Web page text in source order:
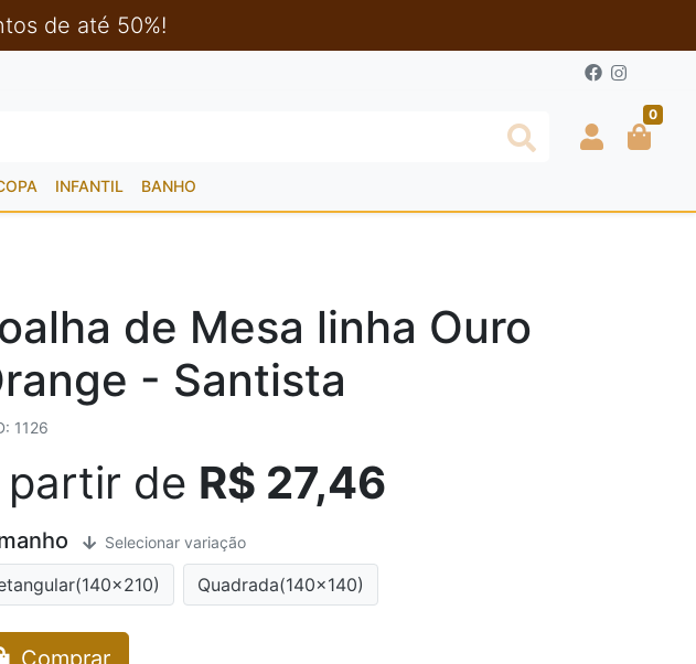
de até 50%!
0
INFANTIL BANHO
de Mesa linha Ouro
- Santista
1126
partir de R$ 27,46
Selecionar variação
Quadrada(140x140)
Comprar